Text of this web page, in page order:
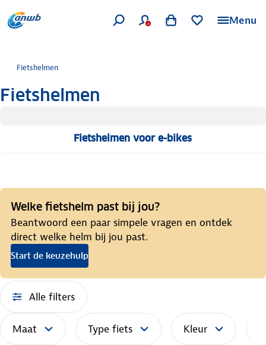
Menu
Fietshelmen
Fietshelmen
Fietshelmen voor e-bikes
Welke fietshelm past bij jou?
Beantwoord een paar simpele vragen en ontdek
direct welke helm bij jou past.
Start de keuzehulp
Alle filters
Maat Type fiets Kleur